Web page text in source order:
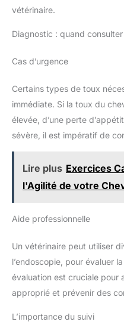
vétérinaire.
Diagnostic : quand
Cas d’urgence
Certains types de toux
immédiate. Si la toux du
élevée, d’une perte
sévère, il est impératif de
Lire plus Exercices
l'Agilité de votre
Aide professionnelle
Un vétérinaire peut utiliser
l’endoscopie, pour évaluer
évaluation est cruciale pour
approprié et prévenir des
L’importance du suivi